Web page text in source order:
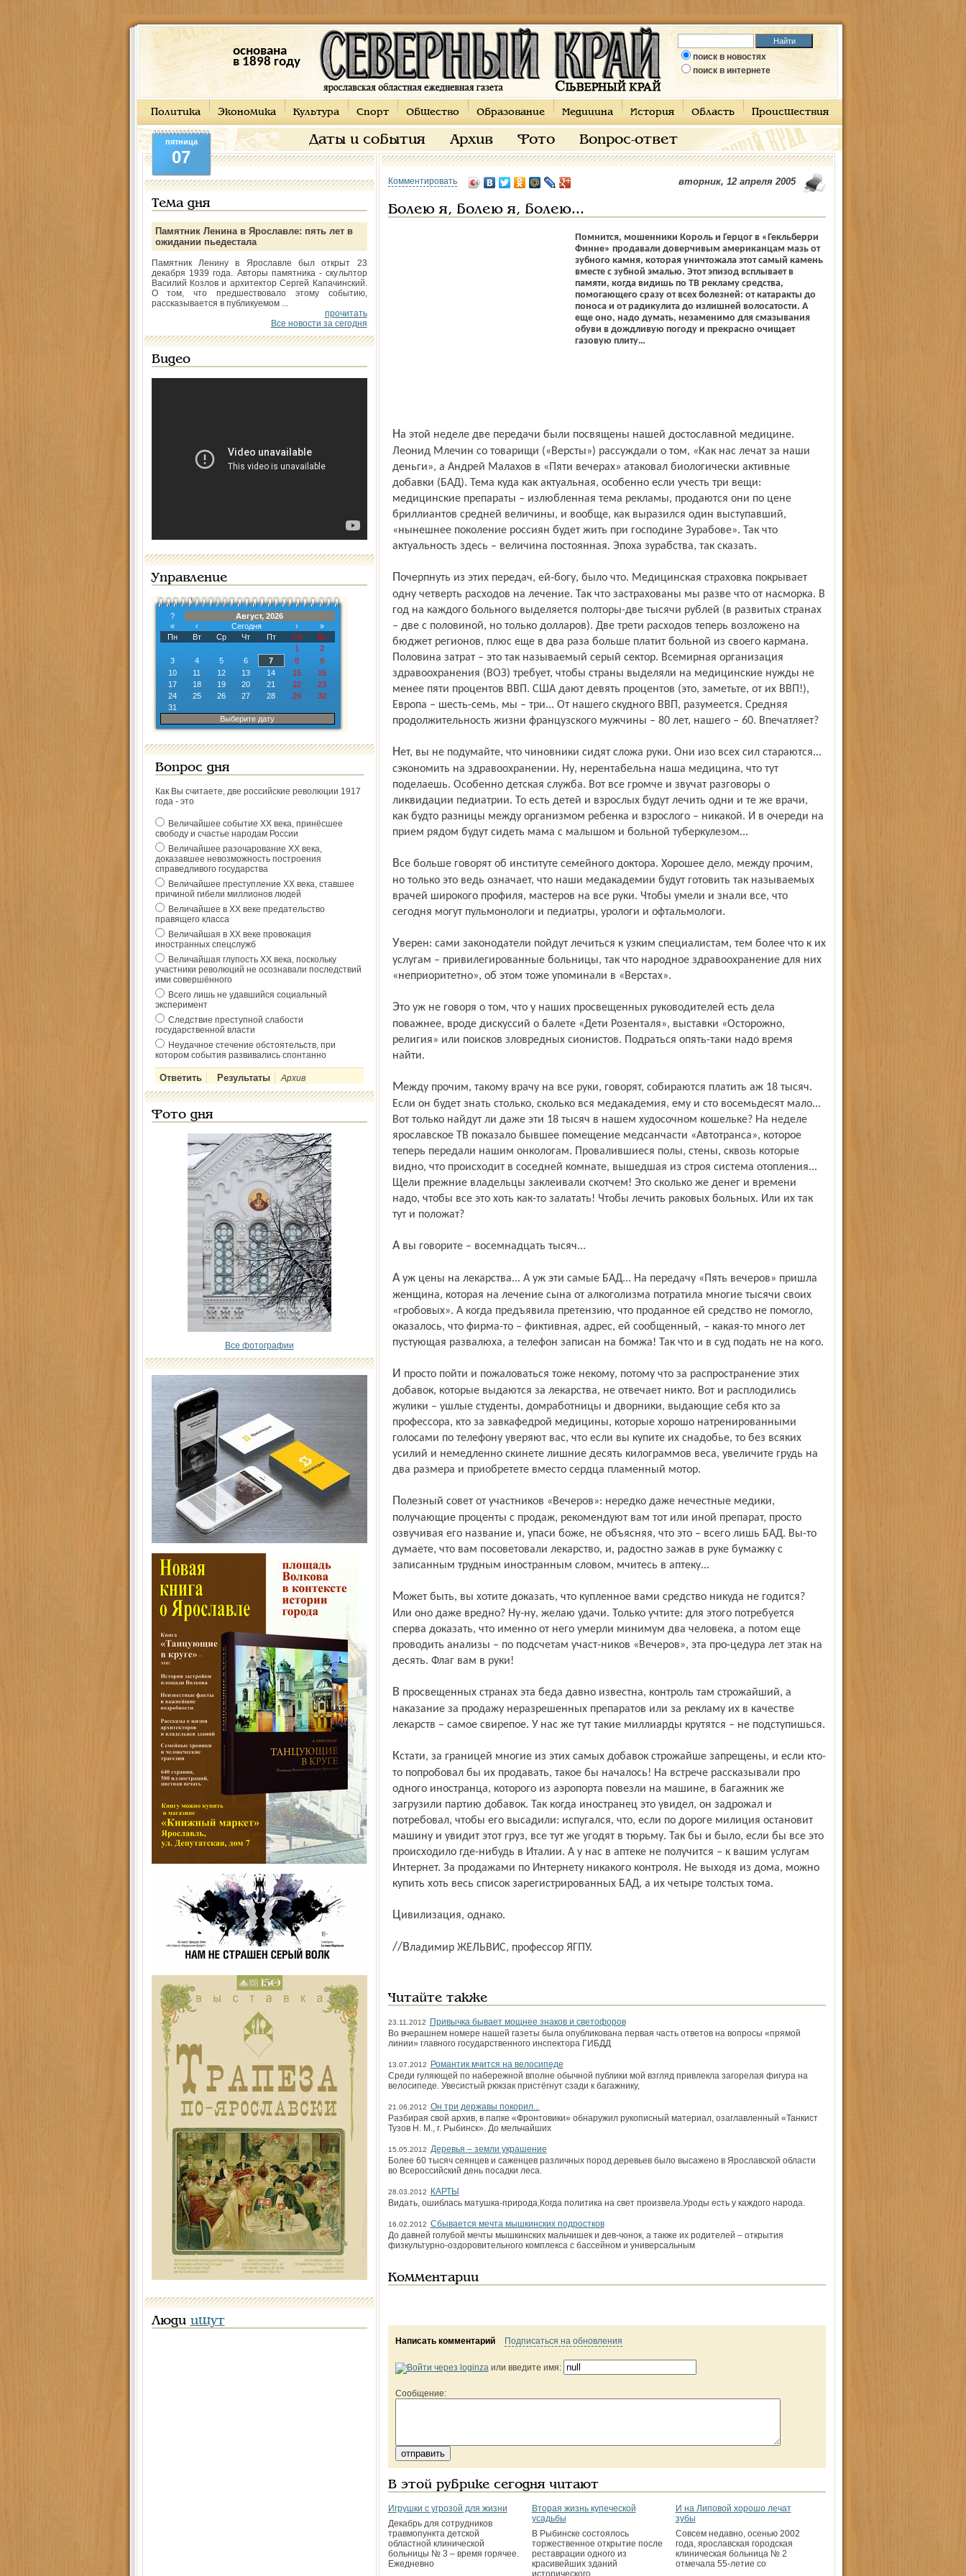
основана
в 1898 году
поиск в новостях
поиск в интернете
Политика Экономика Культура Спорт Общество Образование Медицина История Область Происшествия
Даты и события Архив Фото Вопрос-ответ
пятница
07
Тема дня
Памятник Ленина в Ярославле: пять лет в
ожидании пьедестала
Памятник Ленину в Ярославле был открыт 23
декабря 1939 года. Авторы памятника - скульптор
Василий Козлов и архитектор Сергей Капачинский.
О том, что предшествовало этому событию,
рассказывается в публикуемом ...
прочитать
Все новости за сегодня
Видео
Управление
?
Август, 2026
«
‹ Сегодня ›
»
Пн
Вт Ср Чт Пт Сб
Вс
1
2
3
4 5 6 7 8
9
10
11 12 13 14 15
16
17
18 19 20 21 22
23
24
25 26 27 28 29
30
31
Выберите дату
Вопрос дня
Как Вы считаете, две российские революции 1917
года - это
Величайшее событие ХХ века, принёсшее
свободу и счастье народам России
Величайшее разочарование ХХ века,
доказавшее невозможность построения
справедливого государства
Величайшее преступление ХХ века, ставшее
причиной гибели миллионов людей
Величайшее в ХХ веке предательство
правящего класса
Величайшая в ХХ веке провокация
иностранных спецслужб
Величайшая глупость ХХ века, поскольку
участники революций не осознавали последствий
ими совершённого
Всего лишь не удавшийся социальный
эксперимент
Следствие преступной слабости
государственной власти
Неудачное стечение обстоятельств, при
котором события развивались спонтанно
Архив
Фото дня
Все фотографии
Люди ищут
Комментировать вторник, 12 апреля 2005
Болею я, болею я, болею...
Помнится, мошенники Король и Герцог в «Гекльберри
Финне» продавали доверчивым американцам мазь от
зубного камня, которая уничтожала этот самый камень
вместе с зубной эмалью. Этот эпизод всплывает в
памяти, когда видишь по ТВ рекламу средства,
помогающего сразу от всех болезней: от катаракты до
поноса и от радикулита до излишней волосатости. А
еще оно, надо думать, незаменимо для смазывания
обуви в дождливую погоду и прекрасно очищает
газовую плиту…
На этой неделе две передачи были посвящены нашей достославной медицине.
Леонид Млечин со товарищи («Версты») рассуждали о том, «Как нас лечат за наши
деньги», а Андрей Малахов в «Пяти вечерах» атаковал биологически активные
добавки (БАД). Тема куда как актуальная, особенно если учесть три вещи:
медицинские препараты – излюбленная тема рекламы, продаются они по цене
бриллиантов средней величины, и вообще, как выразился один выступавший,
«нынешнее поколение россиян будет жить при господине Зурабове». Так что
актуальность здесь – величина постоянная. Эпоха зурабства, так сказать.
Почерпнуть из этих передач, ей-богу, было что. Медицинская страховка покрывает
одну четверть расходов на лечение. Так что застрахованы мы разве что от насморка. В
год на каждого больного выделяется полторы-две тысячи рублей (в развитых странах
– две с половиной, но только долларов). Две трети расходов теперь возложено на
бюджет регионов, плюс еще в два раза больше платит больной из своего кармана.
Половина затрат – это так называемый серый сектор. Всемирная организация
здравоохранения (ВОЗ) требует, чтобы страны выделяли на медицинские нужды не
менее пяти процентов ВВП. США дают девять процентов (это, заметьте, от их ВВП!),
Европа – шесть-семь, мы – три... От нашего скудного ВВП, разумеется. Средняя
продолжительность жизни французского мужчины – 80 лет, нашего – 60. Впечатляет?
Нет, вы не подумайте, что чиновники сидят сложа руки. Они изо всех сил стараются...
сэкономить на здравоохранении. Ну, нерентабельна наша медицина, что тут
поделаешь. Особенно детская служба. Вот все громче и звучат разговоры о
ликвидации педиатрии. То есть детей и взрослых будут лечить одни и те же врачи,
как будто разницы между организмом ребенка и взрослого – никакой. И в очереди на
прием рядом будут сидеть мама с малышом и больной туберкулезом...
Все больше говорят об институте семейного доктора. Хорошее дело, между прочим,
но только это ведь означает, что наши медакадемии будут готовить так называемых
врачей широкого профиля, мастеров на все руки. Чтобы умели и знали все, что
сегодня могут пульмонологи и педиатры, урологи и офтальмологи.
Уверен: сами законодатели пойдут лечиться к узким специалистам, тем более что к их
услугам – привилегированные больницы, так что народное здравоохранение для них
«неприоритетно», об этом тоже упоминали в «Верстах».
Это уж не говоря о том, что у наших просвещенных руководителей есть дела
поважнее, вроде дискуссий о балете «Дети Розенталя», выставки «Осторожно,
религия» или поисков зловредных сионистов. Подраться опять-таки надо время
найти.
Между прочим, такому врачу на все руки, говорят, собираются платить аж 18 тысяч.
Если он будет знать столько, сколько вся медакадемия, ему и сто восемьдесят мало...
Вот только найдут ли даже эти 18 тысяч в нашем худосочном кошельке? На неделе
ярославское ТВ показало бывшее помещение медсанчасти «Автотранса», которое
теперь передали нашим онкологам. Провалившиеся полы, стены, сквозь которые
видно, что происходит в соседней комнате, вышедшая из строя система отопления...
Щели прежние владельцы заклеивали скотчем! Это сколько же денег и времени
надо, чтобы все это хоть как-то залатать! Чтобы лечить раковых больных. Или их так
тут и положат?
А вы говорите – восемнадцать тысяч...
А уж цены на лекарства... А уж эти самые БАД... На передачу «Пять вечеров» пришла
женщина, которая на лечение сына от алкоголизма потратила многие тысячи своих
«гробовых». А когда предъявила претензию, что проданное ей средство не помогло,
оказалось, что фирма-то – фиктивная, адрес, ей сообщенный, – какая-то много лет
пустующая развалюха, а телефон записан на бомжа! Так что и в суд подать не на кого.
И просто пойти и пожаловаться тоже некому, потому что за распространение этих
добавок, которые выдаются за лекарства, не отвечает никто. Вот и расплодились
жулики – ушлые студенты, домработницы и дворники, выдающие себя кто за
профессора, кто за завкафедрой медицины, которые хорошо натренированными
голосами по телефону уверяют вас, что если вы купите их снадобье, то без всяких
усилий и немедленно скинете лишние десять килограммов веса, увеличите грудь на
два размера и приобретете вместо сердца пламенный мотор.
Полезный совет от участников «Вечеров»: нередко даже нечестные медики,
получающие проценты с продаж, рекомендуют вам тот или иной препарат, просто
озвучивая его название и, упаси боже, не объясняя, что это – всего лишь БАД. Вы-то
думаете, что вам посоветовали лекарство, и, радостно зажав в руке бумажку с
записанным трудным иностранным словом, мчитесь в аптеку...
Может быть, вы хотите доказать, что купленное вами средство никуда не годится?
Или оно даже вредно? Ну-ну, желаю удачи. Только учтите: для этого потребуется
сперва доказать, что именно от него умерли минимум два человека, а потом еще
проводить анализы – по подсчетам участ-ников «Вечеров», эта про-цедура лет этак на
десять. Флаг вам в руки!
В просвещенных странах эта беда давно известна, контроль там строжайший, а
наказание за продажу неразрешенных препаратов или за рекламу их в качестве
лекарств – самое свирепое. У нас же тут такие миллиарды крутятся – не подступишься.
Кстати, за границей многие из этих самых добавок строжайше запрещены, и если кто-
то попробовал бы их продавать, такое бы началось! На встрече рассказывали про
одного иностранца, которого из аэропорта повезли на машине, в багажник же
загрузили партию добавок. Так когда иностранец это увидел, он задрожал и
потребовал, чтобы его высадили: испугался, что, если по дороге милиция остановит
машину и увидит этот груз, все тут же угодят в тюрьму. Так бы и было, если бы все это
происходило где-нибудь в Италии. А у нас в аптеке не получится – к вашим услугам
Интернет. За продажами по Интернету никакого контроля. Не выходя из дома, можно
купить хоть весь список зарегистрированных БАД, а их четыре толстых тома.
Цивилизация, однако.
//Владимир ЖЕЛЬВИС, профессор ЯГПУ.
Читайте также
23.11.2012
Привычка бывает мощнее знаков и светофоров
Во вчерашнем номере нашей газеты была опубликована первая часть ответов на вопросы «прямой
линии» главного государственного инспектора ГИБДД
13.07.2012
Романтик мчится на велосипеде
Среди гуляющей по набережной вполне обычной публики мой взгляд привлекла загорелая фигура на
велосипеде. Увесистый рюкзак пристёгнут сзади к багажнику,
21.06.2012 Он три державы покорил...
Разбирая свой архив, в папке «Фронтовики» обнаружил рукописный материал, озаглавленный «Танкист
Тузов Н. М., г. Рыбинск». До мельчайших
15.05.2012 Деревья – земли украшение
Более 60 тысяч сеянцев и саженцев различных пород деревьев было высажено в Ярославской области
во Всероссийский день посадки леса.
28.03.2012
КАРТЫ
Видать, ошиблась матушка-природа,Когда политика на свет произвела.Уроды есть у каждого народа.
16.02.2012 Сбывается мечта мышкинских подростков
До давней голубой мечты мышкинских мальчишек и дев-чонок, а также их родителей – открытия
физкультурно-оздоровительного комплекса с бассейном и универсальным
Комментарии
Написать комментарий Подписаться на обновления
или введите имя:
Сообщение:
В этой рубрике сегодня читают
Игрушки с угрозой для жизни
Декабрь для сотрудников
травмопункта детской
областной клинической
больницы № 3 – время горячее.
Ежедневно
Bторая жизнь купеческой
усадьбы
В Рыбинске состоялось
торжественное открытие после
реставрации одного из
красивейших зданий
исторического
И на Липовой хорошо лечат
зубы
Совсем недавно, осенью 2002
года, ярославская городская
клиническая больница № 2
отмечала 55-летие со